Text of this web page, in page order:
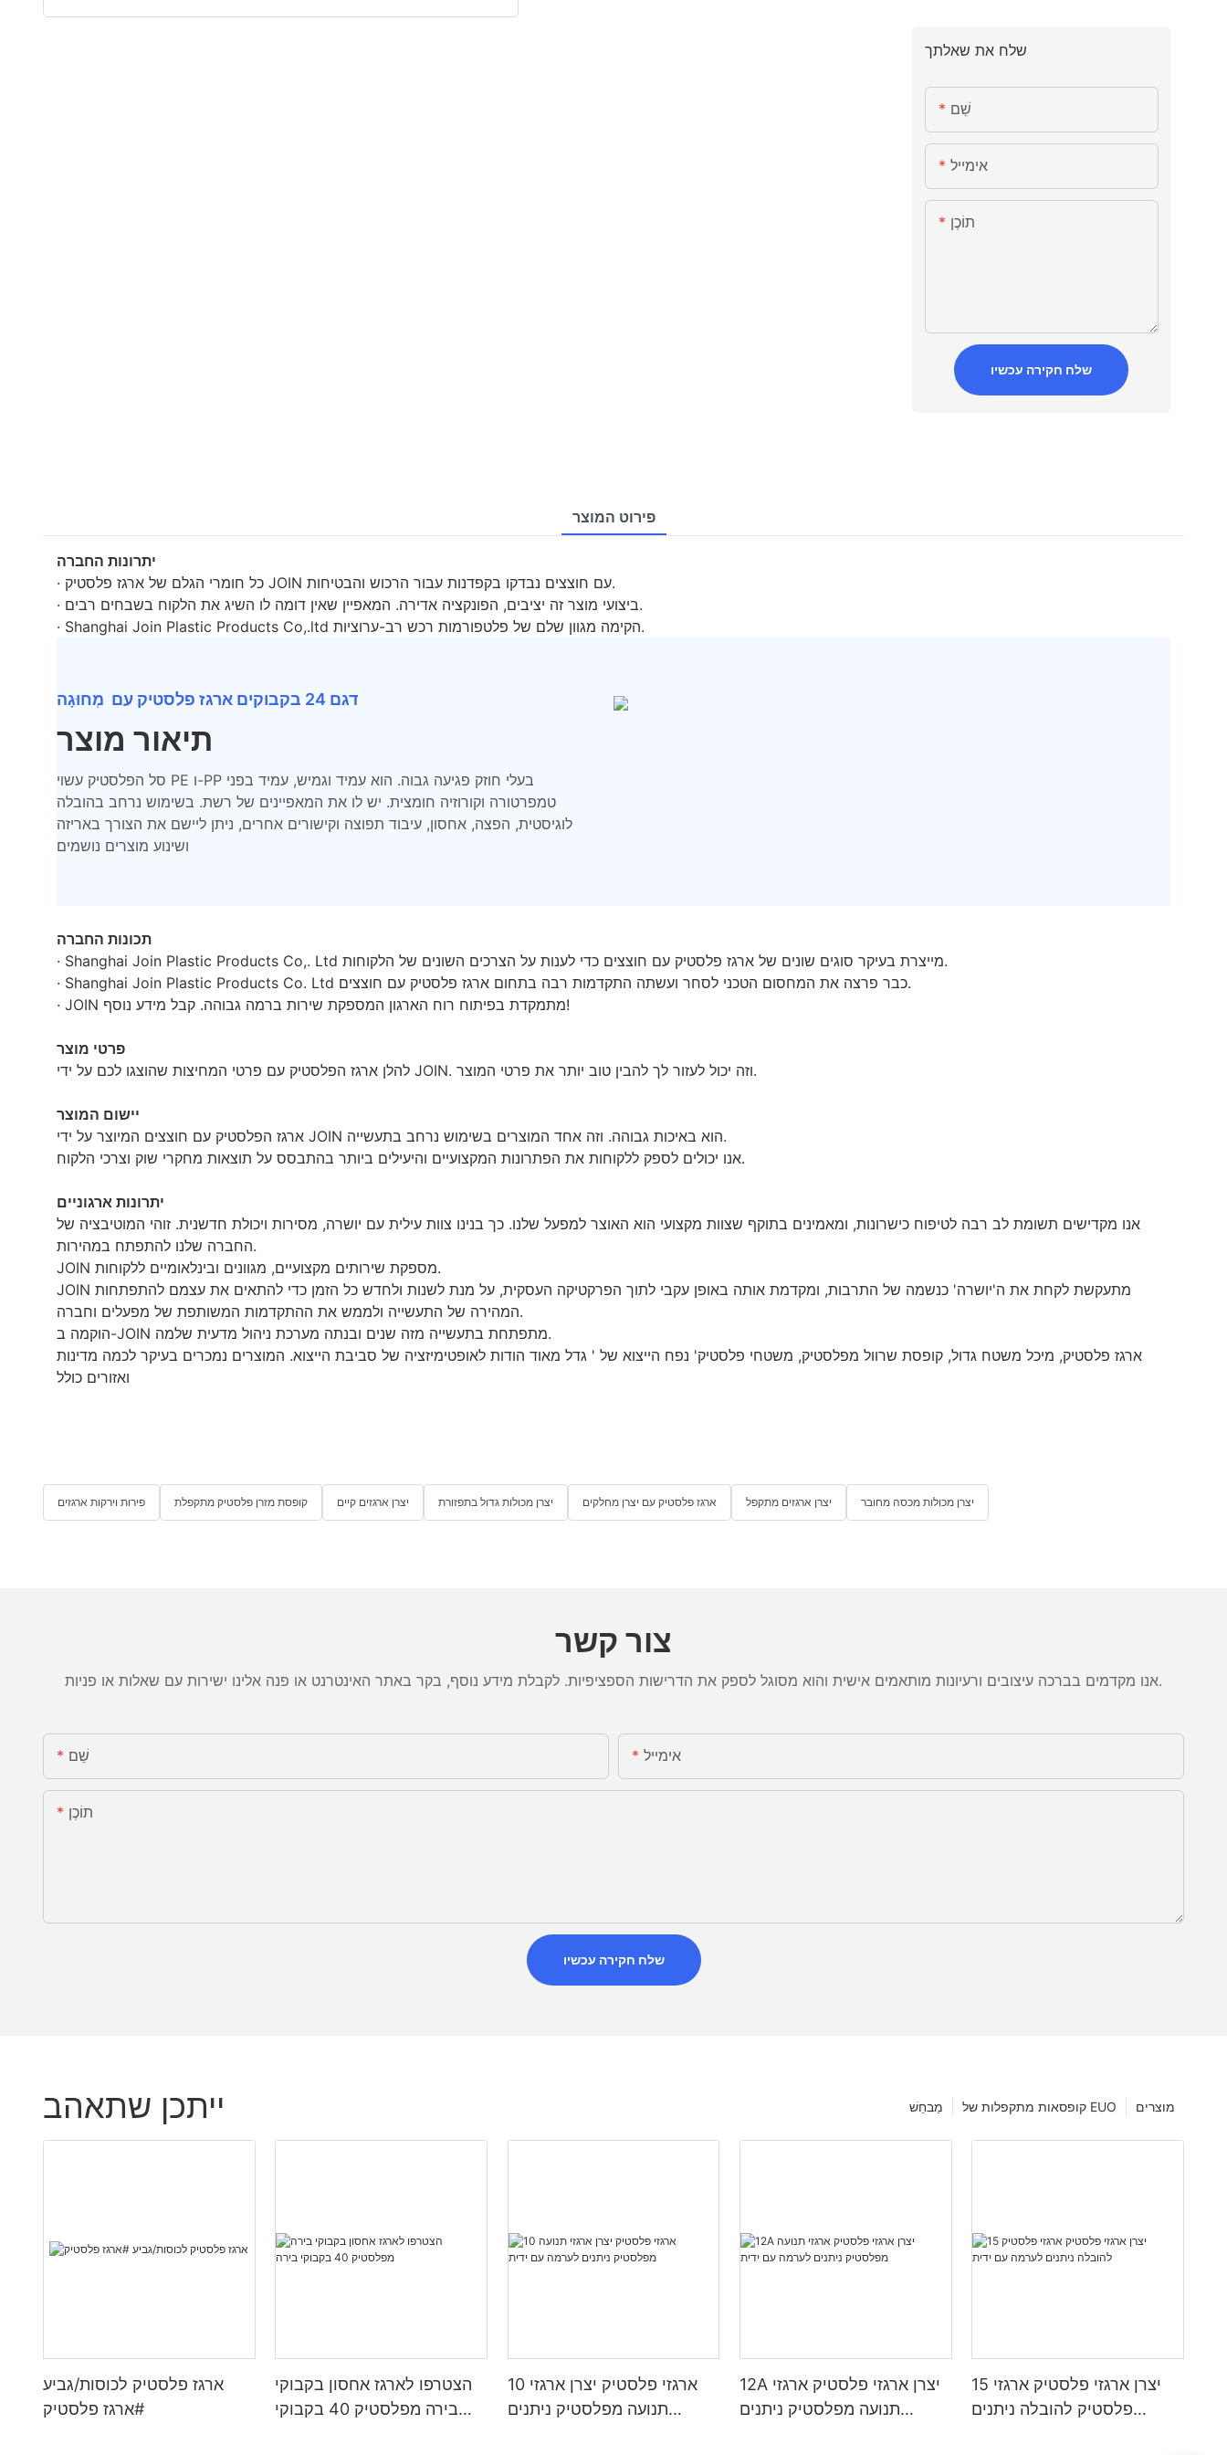
שלח את שאלתך
שֵׁם
אימייל
תוֹכֶן
שלח חקירה עכשיו
פירוט המוצר
יתרונות החברה
· כל חומרי הגלם של ארגז פלסטיק JOIN עם חוצצים נבדקו בקפדנות עבור הרכוש והבטיחות.
· ביצועי מוצר זה יציבים, הפונקציה אדירה. המאפיין שאין דומה לו השיג את הלקוח בשבחים רבים.
· Shanghai Join Plastic Products Co,.ltd הקימה מגוון שלם של פלטפורמות רכש רב-ערוציות.
דגם 24 בקבוקים ארגז פלסטיק עם מְחוּגָה
תיאור מוצר
סל הפלסטיק עשוי PE ו-PP בעלי חוזק פגיעה גבוה. הוא עמיד וגמיש, עמיד בפני
טמפרטורה וקורוזיה חומצית. יש לו את המאפיינים של רשת. בשימוש נרחב בהובלה
לוגיסטית, הפצה, אחסון, עיבוד תפוצה וקישורים אחרים, ניתן ליישם את הצורך באריזה
ושינוע מוצרים נושמים
תכונות החברה
· Shanghai Join Plastic Products Co,. Ltd מייצרת בעיקר סוגים שונים של ארגז פלסטיק עם חוצצים כדי לענות על הצרכים השונים של הלקוחות.
· Shanghai Join Plastic Products Co. Ltd כבר פרצה את המחסום הטכני לסחר ועשתה התקדמות רבה בתחום ארגז פלסטיק עם חוצצים.
· JOIN מתמקדת בפיתוח רוח הארגון המספקת שירות ברמה גבוהה. קבל מידע נוסף!
פרטי מוצר
להלן ארגז הפלסטיק עם פרטי המחיצות שהוצגו לכם על ידי JOIN. וזה יכול לעזור לך להבין טוב יותר את פרטי המוצר.
יישום המוצר
ארגז הפלסטיק עם חוצצים המיוצר על ידי JOIN הוא באיכות גבוהה. וזה אחד המוצרים בשימוש נרחב בתעשייה.
אנו יכולים לספק ללקוחות את הפתרונות המקצועיים והיעילים ביותר בהתבסס על תוצאות מחקרי שוק וצרכי ​​הלקוח.
יתרונות ארגוניים
אנו מקדישים תשומת לב רבה לטיפוח כישרונות, ומאמינים בתוקף שצוות מקצועי הוא האוצר למפעל שלנו. כך בנינו צוות עילית עם יושרה, מסירות ויכולת חדשנית. זוהי המוטיבציה של
החברה שלנו להתפתח במהירות.
JOIN מספקת שירותים מקצועיים, מגוונים ובינלאומיים ללקוחות.
JOIN מתעקשת לקחת את ה'יושרה' כנשמה של התרבות, ומקדמת אותה באופן עקבי לתוך הפרקטיקה העסקית, על מנת לשנות ולחדש כל הזמן כדי להתאים את עצמם להתפתחות
המהירה של התעשייה ולממש את ההתקדמות המשותפת של מפעלים וחברה.
הוקמה ב-JOIN מתפתחת בתעשייה מזה שנים ובנתה מערכת ניהול מדעית שלמה.
ארגז פלסטיק, מיכל משטח גדול, קופסת שרוול מפלסטיק, משטחי פלסטיק' נפח הייצוא של ' גדל מאוד הודות לאופטימיזציה של סביבת הייצוא. המוצרים נמכרים בעיקר לכמה מדינות
ואזורים כולל
פירות וירקות ארגזים קופסת מזרן פלסטיק מתקפלת יצרן ארגזים קיים יצרן מכולות גדול בתפזורת ארגז פלסטיק עם יצרן מחלקים יצרן ארגזים מתקפל יצרן מכולות מכסה מחובר
צור קשר
אנו מקדמים בברכה עיצובים ורעיונות מותאמים אישית והוא מסוגל לספק את הדרישות הספציפיות. לקבלת מידע נוסף, בקר באתר האינטרנט או פנה אלינו ישירות עם שאלות או פניות.
שֵׁם אימייל
תוֹכֶן
שלח חקירה עכשיו
ייתכן שתאהב מוצרים קופסאות מתקפלות של EUO מַבחֵשׁ
ארגז פלסטיק לכוסות/גביע
#ארגז פלסטיק
הצטרפו לארגז אחסון בקבוקי
בירה מפלסטיק 40 בקבוקי
10 ארגזי פלסטיק יצרן ארגזי
תנועה מפלסטיק ניתנים
12A יצרן ארגזי פלסטיק ארגזי
תנועה מפלסטיק ניתנים
15 יצרן ארגזי פלסטיק ארגזי
פלסטיק להובלה ניתנים